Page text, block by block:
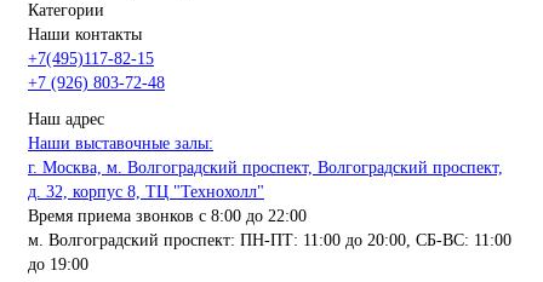
Категории
Наши контакты
+7(495)117-82-15
+7 (926) 803-72-48
Наш адрес
Наши выставочные залы:
г. Москва, м. Волгоградский проспект, Волгоградский проспект,
д. 32, корпус 8, ТЦ "Технохолл"
Время приема звонков с 8:00 до 22:00
м. Волгоградский проспект: ПН-ПТ: 11:00 до 20:00, СБ-ВС: 11:00
до 19:00